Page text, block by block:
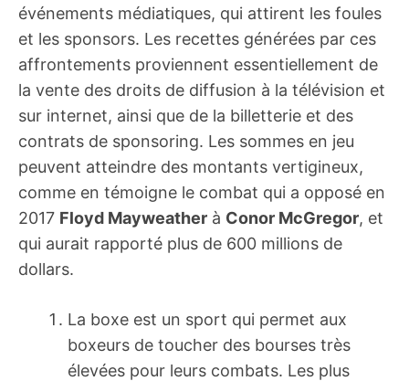
événements médiatiques, qui attirent les foules
et les sponsors. Les recettes générées par ces
affrontements proviennent essentiellement de
la vente des droits de diffusion à la télévision et
sur internet, ainsi que de la billetterie et des
contrats de sponsoring. Les sommes en jeu
peuvent atteindre des montants vertigineux,
comme en témoigne le combat qui a opposé en
2017 Floyd Mayweather à Conor McGregor, et
qui aurait rapporté plus de 600 millions de
dollars.
La boxe est un sport qui permet aux
boxeurs de toucher des bourses très
élevées pour leurs combats. Les plus